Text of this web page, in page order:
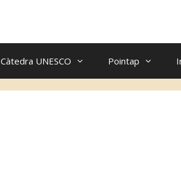
Càtedra UNESCO Pointap